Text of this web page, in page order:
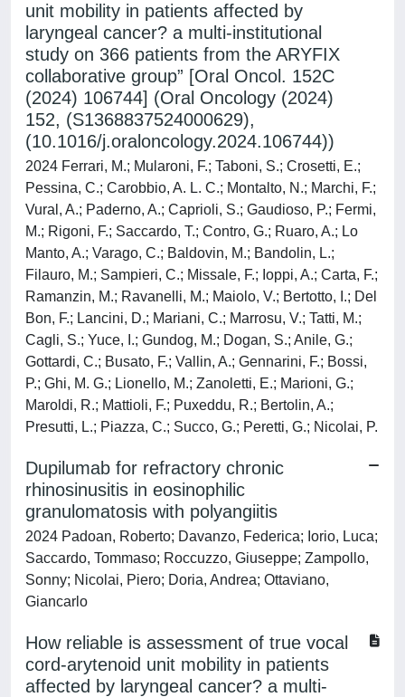
unit mobility in patients affected by
laryngeal cancer? a multi-institutional
study on 366 patients from the ARYFIX
collaborative group” [Oral Oncol. 152C
(2024) 106744] (Oral Oncology (2024)
152, (S1368837524000629),
(10.1016/j.oraloncology.2024.106744))
2024 Ferrari, M.; Mularoni, F.; Taboni, S.; Crosetti, E.;
Pessina, C.; Carobbio, A. L. C.; Montalto, N.; Marchi, F.;
Vural, A.; Paderno, A.; Caprioli, S.; Gaudioso, P.; Fermi,
M.; Rigoni, F.; Saccardo, T.; Contro, G.; Ruaro, A.; Lo
Manto, A.; Varago, C.; Baldovin, M.; Bandolin, L.;
Filauro, M.; Sampieri, C.; Missale, F.; Ioppi, A.; Carta, F.;
Ramanzin, M.; Ravanelli, M.; Maiolo, V.; Bertotto, I.; Del
Bon, F.; Lancini, D.; Mariani, C.; Marrosu, V.; Tatti, M.;
Cagli, S.; Yuce, I.; Gundog, M.; Dogan, S.; Anile, G.;
Gottardi, C.; Busato, F.; Vallin, A.; Gennarini, F.; Bossi,
P.; Ghi, M. G.; Lionello, M.; Zanoletti, E.; Marioni, G.;
Maroldi, R.; Mattioli, F.; Puxeddu, R.; Bertolin, A.;
Presutti, L.; Piazza, C.; Succo, G.; Peretti, G.; Nicolai, P.
Dupilumab for refractory chronic
rhinosinusitis in eosinophilic
granulomatosis with polyangiitis
2024 Padoan, Roberto; Davanzo, Federica; Iorio, Luca;
Saccardo, Tommaso; Roccuzzo, Giuseppe; Zampollo,
Sonny; Nicolai, Piero; Doria, Andrea; Ottaviano,
Giancarlo
How reliable is assessment of true vocal
cord-arytenoid unit mobility in patients
affected by laryngeal cancer? a multi-